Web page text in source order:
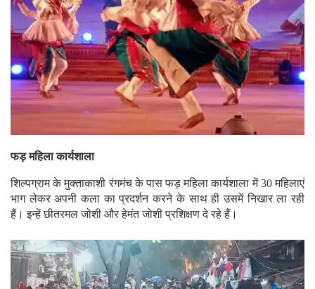
फड़ महिला कार्यशाला
शिल्पग्राम के मुक्ताकाशी रंगमंच के पास फड़ महिला कार्यशाला में 30 महिलाएं
भाग लेकर अपनी कला का प्रदर्शन करने के साथ ही उसमें निखार ला रही
हैं। इन्हें छीतरमल जोशी और हेमंत जोशी प्रशिक्षण दे रहे हैं।